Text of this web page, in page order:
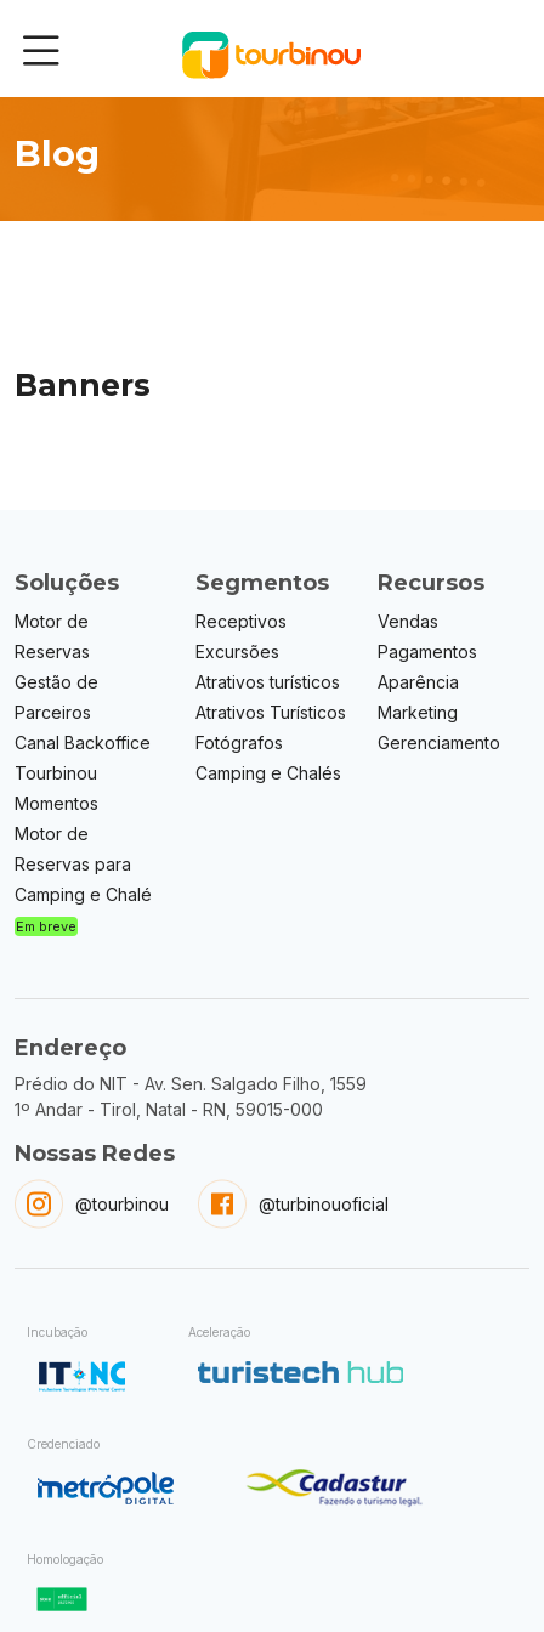
Sobre
Blog
Banners
Soluções
Motor de
Reservas
Gestão de
Parceiros
Canal Backoffice
Tourbinou
Momentos
Motor de
Reservas para
Camping e Chalé
Em breve
Segmentos
Receptivos
Excursões
Atrativos turísticos
Atrativos Turísticos
Fotógrafos
Camping e Chalés
Recursos
Vendas
Pagamentos
Aparência
Marketing
Gerenciamento
Endereço
Prédio do NIT - Av. Sen. Salgado Filho, 1559
1º Andar - Tirol, Natal - RN, 59015-000
Nossas Redes
@tourbinou @turbinouoficial
Incubação Aceleração
Credenciado
Homologação